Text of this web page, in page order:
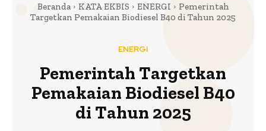
Beranda KATA EKBIS ENERGI
Pemerintah
Targetkan Pemakaian Biodiesel B40 di Tahun 2025
ENERGI
Pemerintah Targetkan
Pemakaian Biodiesel B40
di Tahun 2025